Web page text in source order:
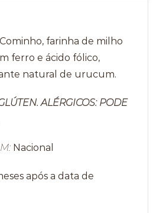
Cominho, farinha de milho
ferro e ácido fólico,
natural de urucum.
ALÉRGICOS: PODE
Nacional
após a data de